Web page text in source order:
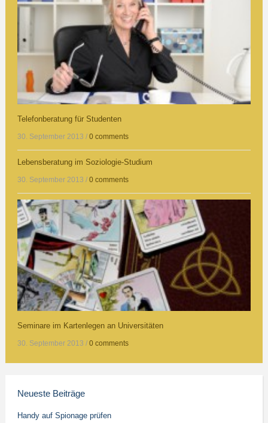
Telefonberatung für Studenten
30. September 2013 / 0 comments
Lebensberatung im Soziologie-Studium
30. September 2013 / 0 comments
Seminare im Kartenlegen an Universitäten
30. September 2013 / 0 comments
Neueste Beiträge
Handy auf Spionage prüfen